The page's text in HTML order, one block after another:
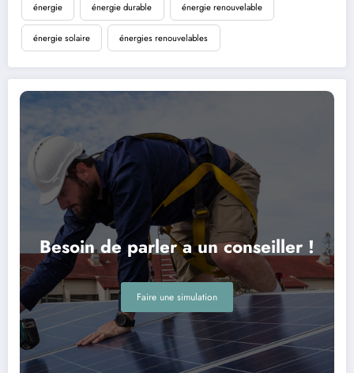
énergie énergie durable énergie renouvelable
énergie solaire énergies renouvelables
Besoin de parler a un conseiller !
Faire une simulation